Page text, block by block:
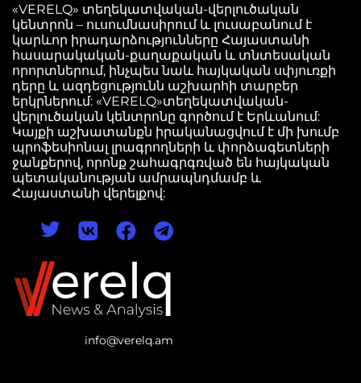
info@verelq.am
«VERELQ» տեղեկատվական-վերլուծական
կենտրոն – ուսումնասիրում և լուսաբանում է
կարևոր իրադարձությունները Հայաստանի
հասարակական-քաղաքական և տնտեսական
որորտներում, ինչպես նաև հայկական սփյուռքի
դերը և ազդեցությունն աշխարհի տարբեր
երկրներում: «VERELQ»տեղեկատվական-
վերլուծական կենտրոնը գործում է Երևանում:
Կայքի աշխատանքն իրականացվում է մի խումբ
պրոֆեսիոնալ լրագրողների և փորձագետների
ջանքերով, որոնք շահագրգռված են հայկական
պետականության ամրապնդմամբ և
Հայաստանի վերելքով: